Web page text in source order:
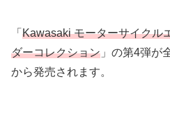
「 Kawasaki モーターサイクル
ダーコレクション 」の第4弾が
から発売されます。